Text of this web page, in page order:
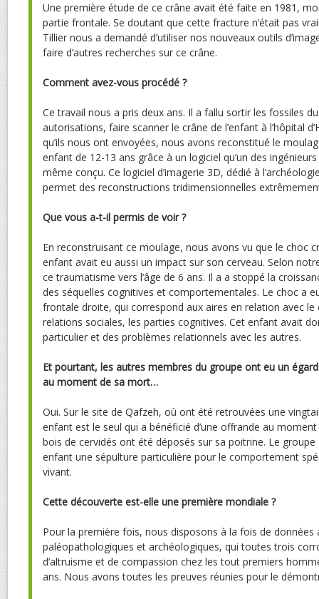
Une première étude de ce crâne avait été faite en 1981,
partie frontale. Se doutant que cette fracture n’était pas
Tillier nous a demandé d’utiliser nos nouveaux outils
faire d’autres recherches sur ce crâne.
Comment avez-vous procédé ?
Ce travail nous a pris deux ans. Il a fallu sortir les fossiles
autorisations, faire scanner le crâne de l’enfant à l’hôpital
qu’ils nous ont envoyées, nous avons reconstitué le
enfant de 12-13 ans grâce à un logiciel qu’un des
même conçu. Ce logiciel d’imagerie 3D, dédié à
permet des reconstructions tridimensionnelles
Que vous a-t-il permis de voir ?
En reconstruisant ce moulage, nous avons vu que le choc
enfant avait eu aussi un impact sur son cerveau. Selon
ce traumatisme vers l’âge de 6 ans. Il a a stoppé la
des séquelles cognitives et comportementales. Le choc a
frontale droite, qui correspond aux aires en relation avec
relations sociales, les parties cognitives. Cet enfant avait
particulier et des problèmes relationnels avec les autres.
Et pourtant, les autres membres du groupe ont eu un
au moment de sa mort…
Oui. Sur le site de Qafzeh, où ont été retrouvées une
enfant est le seul qui a bénéficié d’une offrande au
bois de cervidés ont été déposés sur sa poitrine. Le groupe
enfant une sépulture particulière pour le comportement
vivant.
Cette découverte est-elle une première mondiale ?
Pour la première fois, nous disposons à la fois de
paléopathologiques et archéologiques, qui toutes trois
d’altruisme et de compassion chez les tout premiers
ans. Nous avons toutes les preuves réunies pour le